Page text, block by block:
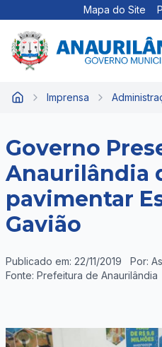
Mapa do Site
Início Imprensa
Governo
Anaurilândia
pavimentar
Gavião
Publicado em: 22/11/2019
Por:
Fonte: Prefeitura de Anaurilândia